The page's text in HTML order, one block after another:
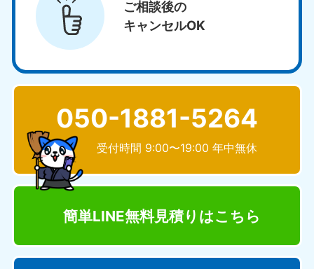
ご相談後の
キャンセルOK
050-1881-5264
受付時間 9:00〜19:00 年中無休
簡単LINE無料見積り はこちら